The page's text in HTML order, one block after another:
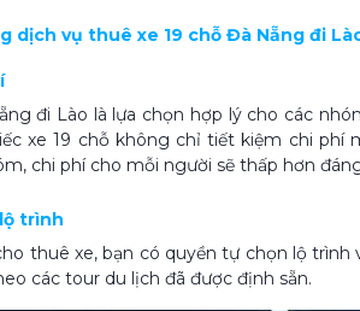
dịch vụ thuê xe 19 chỗ Đà Nẵng đi
đi Lào là lựa chọn hợp lý cho các
xe 19 chỗ không chỉ tiết kiệm chi phí
chi phí cho mỗi người sẽ thấp hơn
trình
thuê xe, bạn có quyền tự chọn lộ
các tour du lịch đã được định sẵn.